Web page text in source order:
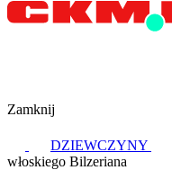
Zamknij
DZIEWCZYNY
włoskiego Bilzeriana